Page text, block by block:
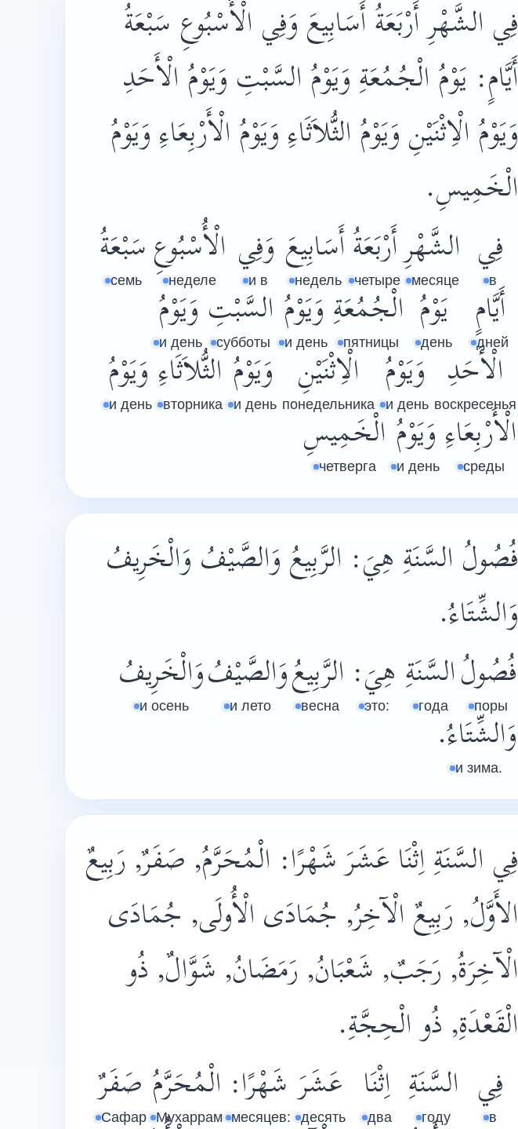
فِي الشَّهْرِ أَرْبَعَةُ أَسَابِيعَ وَفِي الْأُسْبُوعِ سَبْعَةُ
أَيَّامٍ: يَوْمُ الْجُمُعَةِ وَيَوْمُ السَّبْتِ وَيَوْمُ الْأَحَدِ
وَيَوْمُ الْاِثْنَيْنِ وَيَوْمُ الثُّلاَثَاءِ وَيَوْمُ الْأَرْبِعَاءِ وَيَوْمُ
الْخَمِيسِ.
فِي
в
الشَّهْرِ
месяце
أَرْبَعَةُ
четыре
أَسَابِيعَ
недель
وَفِي
и в
الْأُسْبُوعِ
неделе
سَبْعَةُ
семь
أَيَّامٍ
дней
يَوْمُ
день
الْجُمُعَةِ
пятницы
وَيَوْمُ
и день
السَّبْتِ
субботы
وَيَوْمُ
и день
الْأَحَدِ
воскресенья
وَيَوْمُ
и день
الْاِثْنَيْنِ
понедельника
وَيَوْمُ
и день
الثُّلاَثَاءِ
вторника
وَيَوْمُ
и день
الْأَرْبِعَاءِ
среды
وَيَوْمُ
и день
الْخَمِيسِ
четверга
فُصُولُ السَّنَةِ هِيَ: الرَّبِيعُ وَالصَّيْفُ وَالْخَرِيفُ
وَالشِّتَاءُ.
فُصُولُ
поры
السَّنَةِ
года
هِيَ:
это:
الرَّبِيعُ
весна
وَالصَّيْفُ
и лето
وَالْخَرِيفُ
и осень
وَالشِّتَاءُ.
и зима.
فِي السَّنَةِ اِثْنَا عَشَرَ شَهْرًا: الْمُحَرَّمُ, صَفَرٌ, رَبِيعٌ
الأَوَّلُ, رَبِيعٌ الْآخِرُ, جُمَادَى الْأُولَى, جُمَادَى
الْآخِرَةُ, رَجَبٌ, شَعْبَانُ, رَمَضَانُ, شَوَّالٌ, ذُو
الْقَعْدَةِ, ذُو الْحِجَّةِ.
فِي
в
السَّنَةِ
году
اِثْنَا
два
عَشَرَ
десять
شَهْرًا:
месяцев:
الْمُحَرَّمُ
Мухаррам
صَفَرٌ
Сафар